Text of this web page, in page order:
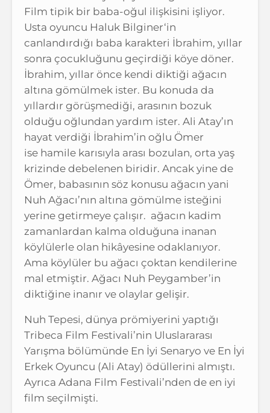
Film tipik bir baba-oğul ilişkisini işliyor.
Usta oyuncu Haluk Bilginer‘in
canlandırdığı baba karakteri İbrahim, yıllar
sonra çocukluğunu geçirdiği köye döner.
İbrahim, yıllar önce kendi diktiği ağacın
altına gömülmek ister. Bu konuda da
yıllardır görüşmediği, arasının bozuk
olduğu oğlundan yardım ister. Ali Atay’ın
hayat verdiği İbrahim’in oğlu Ömer
ise hamile karısıyla arası bozulan, orta yaş
krizinde debelenen biridir. Ancak yine de
Ömer, babasının söz konusu ağacın yani
Nuh Ağacı’nın altına gömülme isteğini
yerine getirmeye çalışır. ağacın kadim
zamanlardan kalma olduğuna inanan
köylülerle olan hikâyesine odaklanıyor.
Ama köylüler bu ağacı çoktan kendilerine
mal etmiştir. Ağacı Nuh Peygamber’in
diktiğine inanır ve olaylar gelişir.
Nuh Tepesi, dünya prömiyerini yaptığı
Tribeca Film Festivali’nin Uluslararası
Yarışma bölümünde En İyi Senaryo ve En İyi
Erkek Oyuncu (Ali Atay) ödüllerini almıştı.
Ayrıca Adana Film Festivali’nden de en iyi
film seçilmişti.